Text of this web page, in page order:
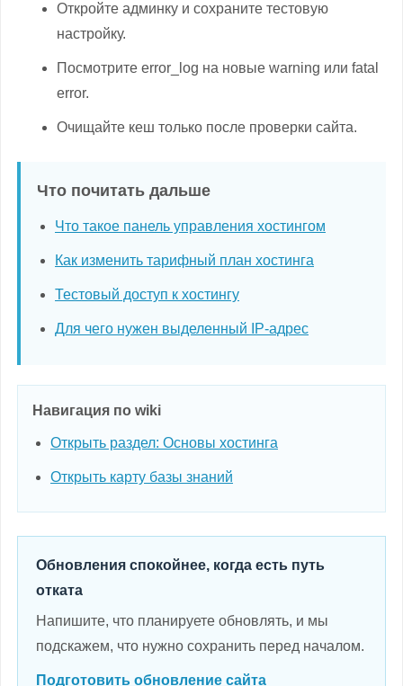
Откройте админку и сохраните тестовую
настройку.
Посмотрите error_log на новые warning или fatal
error.
Очищайте кеш только после проверки сайта.
Что почитать дальше
Что такое панель управления хостингом
Как изменить тарифный план хостинга
Тестовый доступ к хостингу
Для чего нужен выделенный IP-адрес
Навигация по wiki
Открыть раздел: Основы хостинга
Открыть карту базы знаний
Обновления спокойнее, когда есть путь
отката
Напишите, что планируете обновлять, и мы
подскажем, что нужно сохранить перед началом.
Подготовить обновление сайта